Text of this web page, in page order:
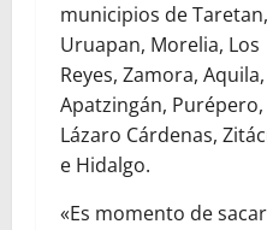
municipios de Taretan,
Uruapan, Morelia, Los
Reyes, Zamora, Aquila,
Apatzingán, Purépero,
Lázaro Cárdenas,
e Hidalgo.
«Es momento de